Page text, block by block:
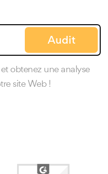
Audit
obtenez une analyse
site Web !